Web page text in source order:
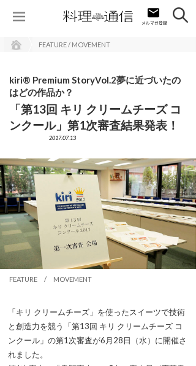
FEATURE / MOVEMENT
kiri® Premium StoryVol.2夢に近づいたの
はどの作品か？
「第13回 キリ クリームチーズ コ
ンクール」第1次審査結果発表！
2017.07.13
FEATURE / MOVEMENT
「キリ クリームチーズ」を使ったスイーツで技術
と創造力を競う「第13回 キリ クリームチーズ コ
ンクール」の第1次審査が6月28日（水）に開催さ
れました。